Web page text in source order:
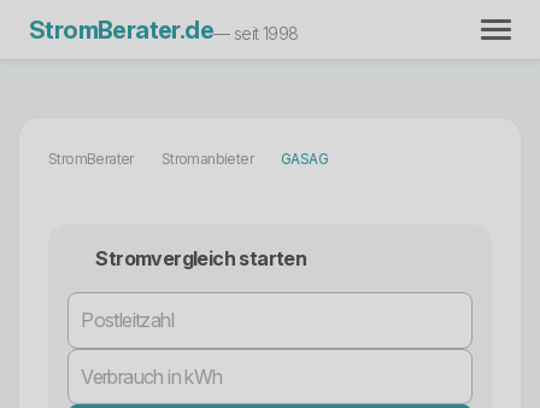
StromBerater.de— seit 1998
StromBerater Stromanbieter GASAG
Stromvergleich starten